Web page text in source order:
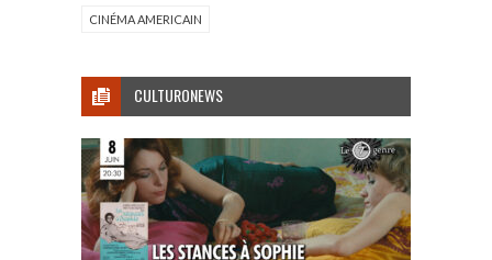
CINÉMA AMERICAIN
CULTURONEWS